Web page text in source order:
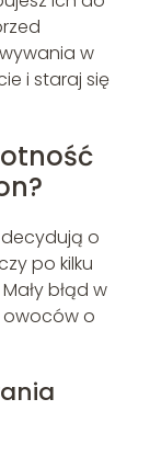
w
i staraj się
o
po kilku
błąd w
owoców o